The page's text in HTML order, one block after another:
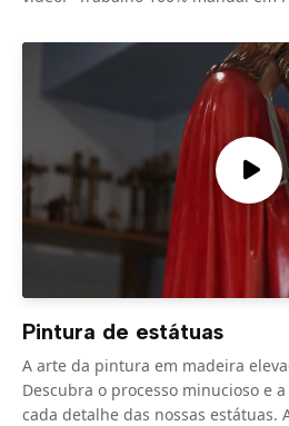
Pintura de estátuas
A arte da pintura em madeira
Descubra o processo minucioso e
cada detalhe das nossas estátuas.